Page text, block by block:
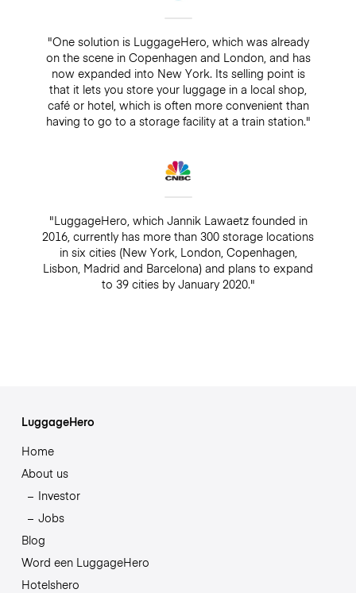
"One solution is LuggageHero, which was already
on the scene in Copenhagen and London, and has
now expanded into New York. Its selling point is
that it lets you store your luggage in a local shop,
café or hotel, which is often more convenient than
having to go to a storage facility at a train station."
"LuggageHero, which Jannik Lawaetz founded in
2016, currently has more than 300 storage locations
in six cities (New York, London, Copenhagen,
Lisbon, Madrid and Barcelona) and plans to expand
to 39 cities by January 2020."
LuggageHero
Home
About us
Investor
Jobs
Blog
Word een LuggageHero
Hotelshero